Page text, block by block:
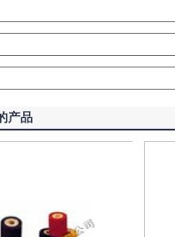
产品